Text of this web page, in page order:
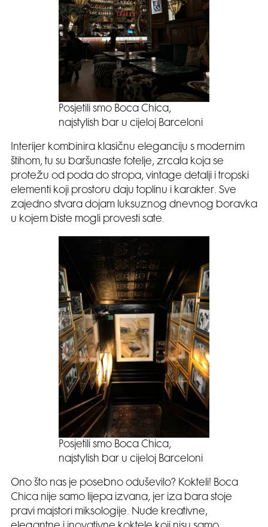
Posjetili smo Boca Chica,
najstylish bar u cijeloj Barceloni
Interijer kombinira klasičnu eleganciju s modernim
štihom, tu su baršunaste fotelje, zrcala koja se
protežu od poda do stropa, vintage detalji i tropski
elementi koji prostoru daju toplinu i karakter. Sve
zajedno stvara dojam luksuznog dnevnog boravka
u kojem biste mogli provesti sate.
Posjetili smo Boca Chica,
najstylish bar u cijeloj Barceloni
Ono što nas je posebno oduševilo? Kokteli! Boca
Chica nije samo lijepa izvana, jer iza bara stoje
pravi majstori miksologije. Nude kreativne,